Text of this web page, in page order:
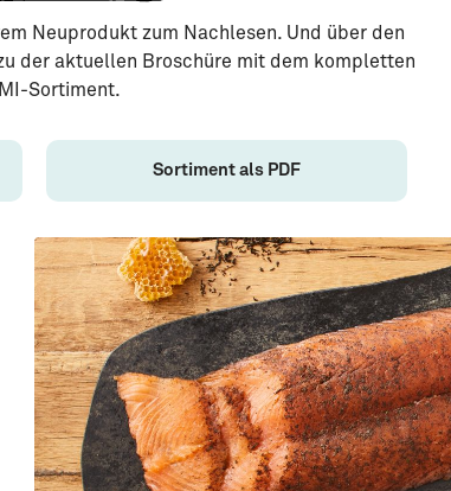
Neuprodukt zum Nachlesen. Und über den
der aktuellen Broschüre mit dem kompletten
Sortiment.
Sortiment als PDF